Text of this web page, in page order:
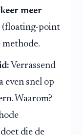
meer
(floating-point
methode.
Verrassend
even snel op
Waarom?
die de